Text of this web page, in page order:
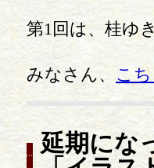
第1回は、桂ゆ
みなさん、 こ
延期にな